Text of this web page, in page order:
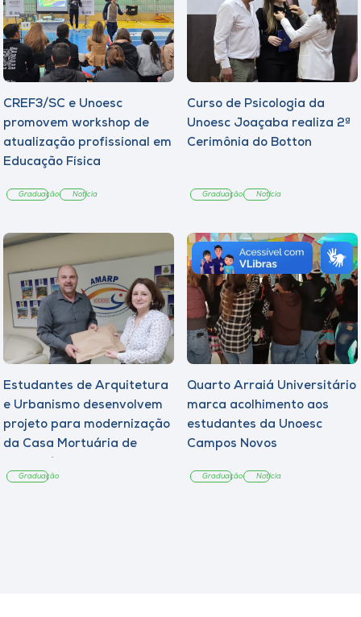
CREF3/SC e Unoesc
promovem workshop de
atualização profissional em
Educação Física
Graduação Notícia
Curso de Psicologia da
Unoesc Joaçaba realiza 2ª
Cerimônia do Botton
Graduação Notícia
Estudantes de Arquitetura
e Urbanismo desenvolvem
projeto para modernização
da Casa Mortuária de
Graduação
Quarto Arraiá Universitário
marca acolhimento aos
estudantes da Unoesc
Campos Novos
Graduação Notícia